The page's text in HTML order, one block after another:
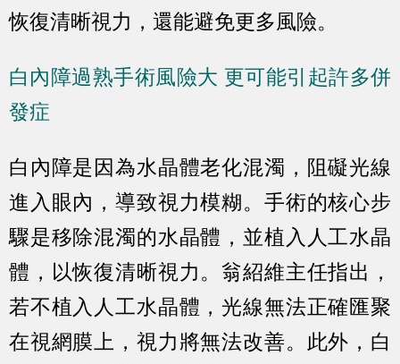
恢復清晰視力，還能避免更多風險。
白內障過熟手術風險大 更可能引起許多併
發症
白內障是因為水晶體老化混濁，阻礙光線
進入眼內，導致視力模糊。手術的核心步
驟是移除混濁的水晶體，並植入人工水晶
體，以恢復清晰視力。翁紹維主任指出，
若不植入人工水晶體，光線無法正確匯聚
在視網膜上，視力將無法改善。此外，白